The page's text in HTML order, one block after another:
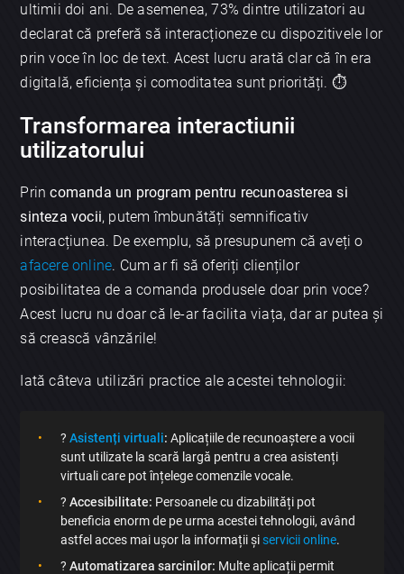
ultimii doi ani. De asemenea, 73% dintre utilizatori au
declarat că preferă să interacționeze cu dispozitivele lor
prin voce în loc de text. Acest lucru arată clar că în era
digitală, eficiența și comoditatea sunt priorități. ⏱️
Transformarea interactiunii
utilizatorului
Princomanda un program pentru recunoasterea si
sinteza vocii, putem îmbunătăți semnificativ
interacțiunea. De exemplu, să presupunem că aveți o
afacere online. Cum ar fi să oferiți clienților
posibilitatea de a comanda produsele doar prin voce?
Acest lucru nu doar că le-ar facilita viața, dar ar putea și
să crească vânzările!
Iată câteva utilizări practice ale acestei tehnologii:
?️Asistenți virtuali: Aplicațiile de recunoaștere a vocii
sunt utilizate la scară largă pentru a crea asistenți
virtuali care pot înțelege comenzile vocale.
?Accesibilitate: Persoanele cu dizabilități pot
beneficia enorm de pe urma acestei tehnologii, având
astfel acces mai ușor la informații șiservicii online.
?Automatizarea sarcinilor: Multe aplicații permit